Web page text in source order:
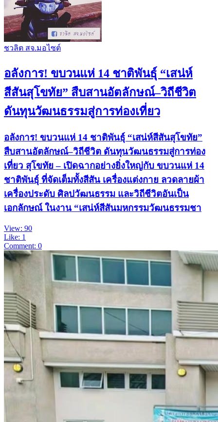
ชวลิต สจ.มอไซต์
อลังการ! ขบวนแห่ 14 ชาติพันธุ์ “เสน่ห์
สีสันสุโขทัย” สืบสานอัตลักษณ์–วิถีชีวิต
ดันทุนวัฒนธรรมสู่การท่องเที่ยว
อลังการ! ขบวนแห่ 14 ชาติพันธุ์ “เสน่ห์สีสันสุโขทัย”
สืบสานอัตลักษณ์–วิถีชีวิต ดันทุนวัฒนธรรมสู่การท่อง
เที่ยว สุโขทัย – เปิดฉากอย่างยิ่งใหญ่กับ ขบวนแห่ 14
ชาติพันธุ์ ที่จัดเต็มทั้งสีสัน เครื่องแต่งกาย ลวดลายผ้า
เครื่องประดับ ศิลปวัฒนธรรม และวิถีชีวิตอันเป็น
เอกลักษณ์ ในงาน “เสน่ห์สีสันมหกรรมวัฒนธรรมชา
View: 90
Like: 1
Comment: 0